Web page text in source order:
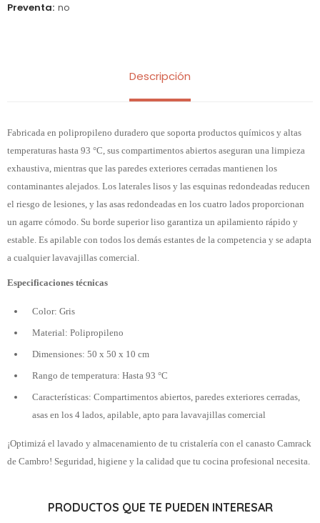
Preventa no
Descripción
Fabricada en polipropileno duradero que soporta productos químicos y altas
temperaturas hasta 93 °C, sus compartimentos abiertos aseguran una limpieza
exhaustiva, mientras que las paredes exteriores cerradas mantienen los
contaminantes alejados. Los laterales lisos y las esquinas redondeadas reducen
el riesgo de lesiones, y las asas redondeadas en los cuatro lados proporcionan
un agarre cómodo. Su borde superior liso garantiza un apilamiento rápido y
estable. Es apilable con todos los demás estantes de la competencia y se adapta
a cualquier lavavajillas comercial.
Especificaciones técnicas
Color: Gris
Material: Polipropileno
Dimensiones: 50 x 50 x 10 cm
Rango de temperatura: Hasta 93 °C
Características: Compartimentos abiertos, paredes exteriores cerradas,
asas en los 4 lados, apilable, apto para lavavajillas comercial
¡Optimizá el lavado y almacenamiento de tu cristalería con el canasto Camrack
de Cambro! Seguridad, higiene y la calidad que tu cocina profesional necesita.
PRODUCTOS QUE TE PUEDEN INTERESAR